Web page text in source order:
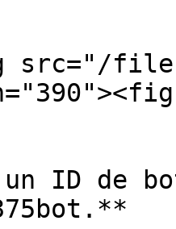
src="/
ID de